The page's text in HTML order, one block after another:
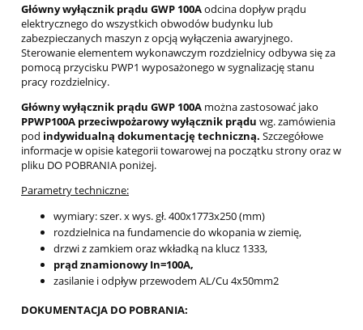
Główny wyłącznik prądu GWP 100Aodcina dopływ prądu
elektrycznego do wszystkich obwodów budynku lub
zabezpieczanych maszyn z opcją wyłączenia awaryjnego.
Sterowanie elementem wykonawczym rozdzielnicy odbywa się za
pomocą przycisku PWP1 wyposażonego w sygnalizację stanu
pracy rozdzielnicy.
Główny wyłącznik prądu GWP 100A można zastosować jako
PPWP100A przeciwpożarowy wyłącznik prądu wg. zamówienia
pod indywidualną dokumentację techniczną. Szczegółowe
informacje w opisie kategorii towarowej na początku stronyoraz w
pliku DO POBRANIA poniżej.
Parametry techniczne:
wymiary: szer. x wys. gł. 400x1773x250 (mm)
rozdzielnica na fundamencie do wkopania w ziemię,
drzwi z zamkiem oraz wkładką na klucz 1333,
prąd znamionowy In=100A,
zasilanie i odpływ przewodem AL/Cu 4x50mm2
DOKUMENTACJA DO POBRANIA: